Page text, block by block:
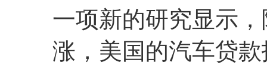
一项新的研究显示
涨，美国的汽车贷